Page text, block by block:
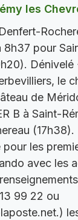
les
8h37 pour
Dénivelé
le
de
B à Saint-
(17h38).
pour les
avec les
99 22 ou